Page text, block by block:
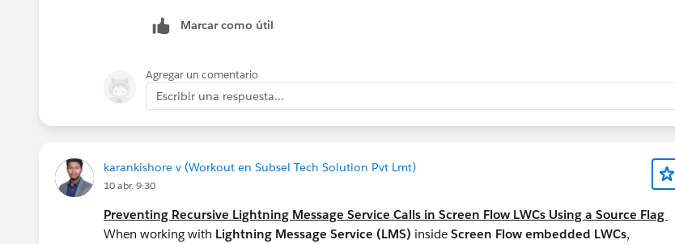
Marcar como útil
Agregar un comentario
Escribir una respuesta...
karankishore v (Workout en Subsel Tech Solution Pvt Lmt)
10 abr. 9:30
Preventing Recursive Lightning Message Service Calls in Screen Flow LWCs Using a Source Flag
When working with Lightning Message Service (LMS) inside Screen Flow embedded LWCs,